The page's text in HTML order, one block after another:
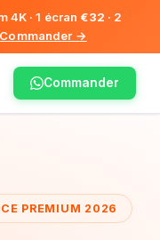
4K · 1 écran €32 · 2
Commander →
Commander
PREMIUM 2026